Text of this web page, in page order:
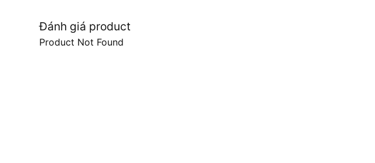
Đánh giá product
Product Not Found